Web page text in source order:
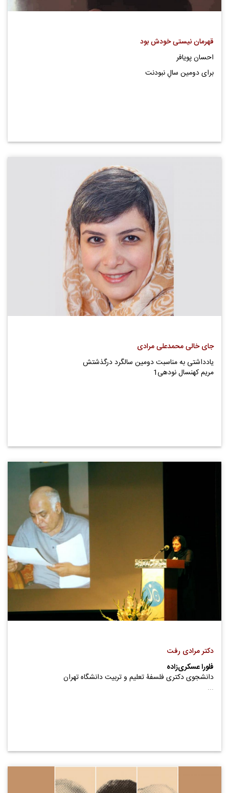
قهرمان نیستی خودش بود
احسان پویافر
برای دومین سالِ نبودنت
جای خالی محمدعلی مرادی
یادداشتی به مناسبت دومین سالگرد درگذشتش
مریم کهنسال نودهی1
دکتر مرادی رفت
فلورا عسکری‌زاده
دانشجوی دکتری فلسفۀ تعلیم و تربیت دانشگاه تهران
...